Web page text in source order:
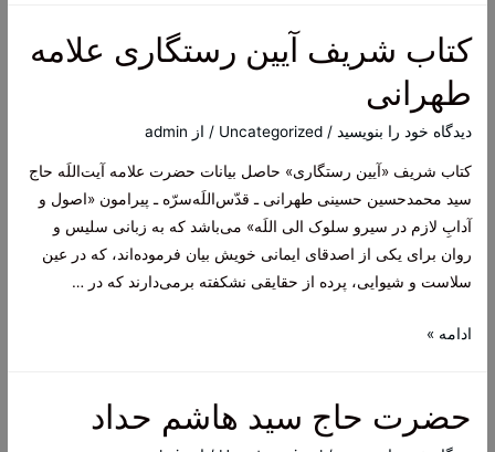
مقاله
بسط
و
قبض
دکتر
عبد
الکریم
کتاب شریف آیین رستگاری علامه
طهرانی
دیدگاه‌ خود را بنویسید /
Uncategorized / از admin
کتاب شریف «آیین رستگاری» حاصل بیانات حضرت علامه آیت‌اللَه حاج
سید محمدحسین حسینی طهرانی ـ قدّس‌اللَه‌سرّه‌ ـ پیرامون «اصول و
آدابِ لازم در سیرو سلوک الی اللَه» می‌باشد که به زبانی سلیس و
روان برای یکی از اصدقای ایمانی خویش بیان فرموده‌اند، که در عین
سلاست و شیوایی، پرده از حقایقی نشکفته برمی‌دارند که در …
کتاب
رستگاری
علامه
ادامه »
حضرت حاج سید هاشم حداد